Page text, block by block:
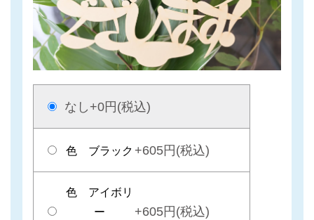
なし +0円(税込)
色 ブラック +605円(税込)
色 アイボリ
ー
+605円(税込)